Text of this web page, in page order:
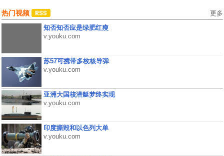
热门视频 更多
知否知否应是绿肥红瘦
v.youku.com
苏57可携带多枚核导弹
v.youku.com
亚洲大国核潜艇梦终实现
v.youku.com
印度撕毁和以色列大单
v.youku.com